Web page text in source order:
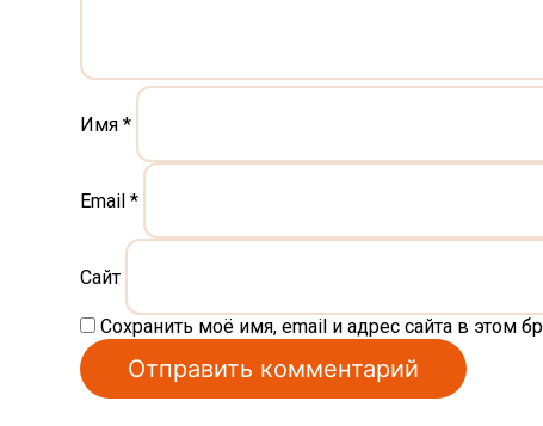
Имя*
Email*
Сайт
Сохранить моё имя, email и адрес сайта в этом